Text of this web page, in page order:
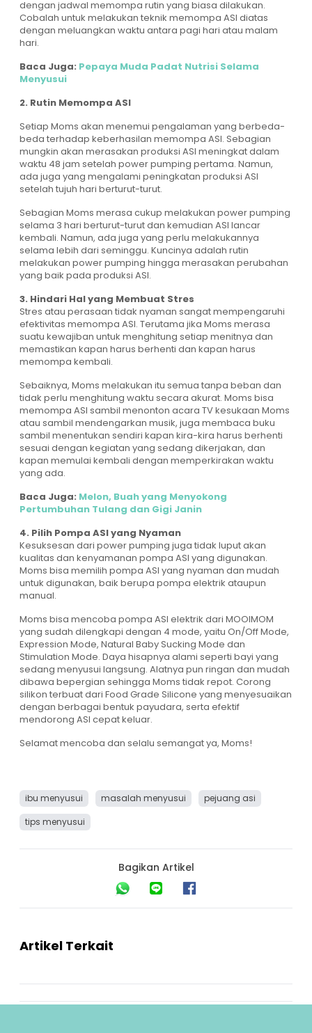
dengan jadwal memompa rutin yang biasa dilakukan.
Cobalah untuk melakukan teknik memompa ASI diatas
dengan meluangkan waktu antara pagi hari atau malam
hari.
Baca Juga: Pepaya Muda Padat Nutrisi Selama
Menyusui
2. Rutin Memompa ASI
Setiap Moms akan menemui pengalaman yang berbeda-
beda terhadap keberhasilan memompa ASI. Sebagian
mungkin akan merasakan produksi ASI meningkat dalam
waktu 48 jam setelah power pumping pertama. Namun,
ada juga yang mengalami peningkatan produksi ASI
setelah tujuh hari berturut-turut.
Sebagian Moms merasa cukup melakukan power pumping
selama 3 hari berturut-turut dan kemudian ASI lancar
kembali. Namun, ada juga yang perlu melakukannya
selama lebih dari seminggu. Kuncinya adalah rutin
melakukan power pumping hingga merasakan perubahan
yang baik pada produksi ASI.
3. Hindari Hal yang Membuat Stres
Stres atau perasaan tidak nyaman sangat mempengaruhi
efektivitas memompa ASI. Terutama jika Moms merasa
suatu kewajiban untuk menghitung setiap menitnya dan
memastikan kapan harus berhenti dan kapan harus
memompa kembali.
Sebaiknya, Moms melakukan itu semua tanpa beban dan
tidak perlu menghitung waktu secara akurat. Moms bisa
memompa ASI sambil menonton acara TV kesukaan Moms
atau sambil mendengarkan musik, juga membaca buku
sambil menentukan sendiri kapan kira-kira harus berhenti
sesuai dengan kegiatan yang sedang dikerjakan, dan
kapan memulai kembali dengan memperkirakan waktu
yang ada.
Baca Juga: Melon, Buah yang Menyokong
Pertumbuhan Tulang dan Gigi Janin
4. Pilih Pompa ASI yang Nyaman
Kesuksesan dari power pumping juga tidak luput akan
kualitas dan kenyamanan pompa ASI yang digunakan.
Moms bisa memilih pompa ASI yang nyaman dan mudah
untuk digunakan, baik berupa pompa elektrik ataupun
manual.
Moms bisa mencoba pompa ASI elektrik dari MOOIMOM
yang sudah dilengkapi dengan 4 mode, yaitu On/Off Mode,
Expression Mode, Natural Baby Sucking Mode dan
Stimulation Mode. Daya hisapnya alami seperti bayi yang
sedang menyusui langsung. Alatnya pun ringan dan mudah
dibawa bepergian sehingga Moms tidak repot. Corong
silikon terbuat dari Food Grade Silicone yang menyesuaikan
dengan berbagai bentuk payudara, serta efektif
mendorong ASI cepat keluar.
Selamat mencoba dan selalu semangat ya, Moms!
ibu menyusui masalah menyusui
pejuang asi
tips menyusui
Bagikan Artikel
Artikel Terkait